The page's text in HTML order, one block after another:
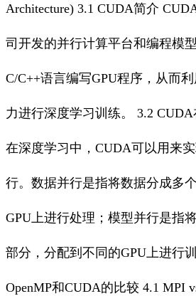
Architecture) 3.1 CUDA简介
司开发的并行计算平台和编程模
C/C++语言编写GPU程序，从而
力进行深度学习训练。 3.2
在深度学习中，CUDA可以用来
行。数据并行是指将数据分成多
GPU上进行处理；模型并行是指
部分，分配到不同的GPU上进行
OpenMP和CUDA的比较 4.1 MPI